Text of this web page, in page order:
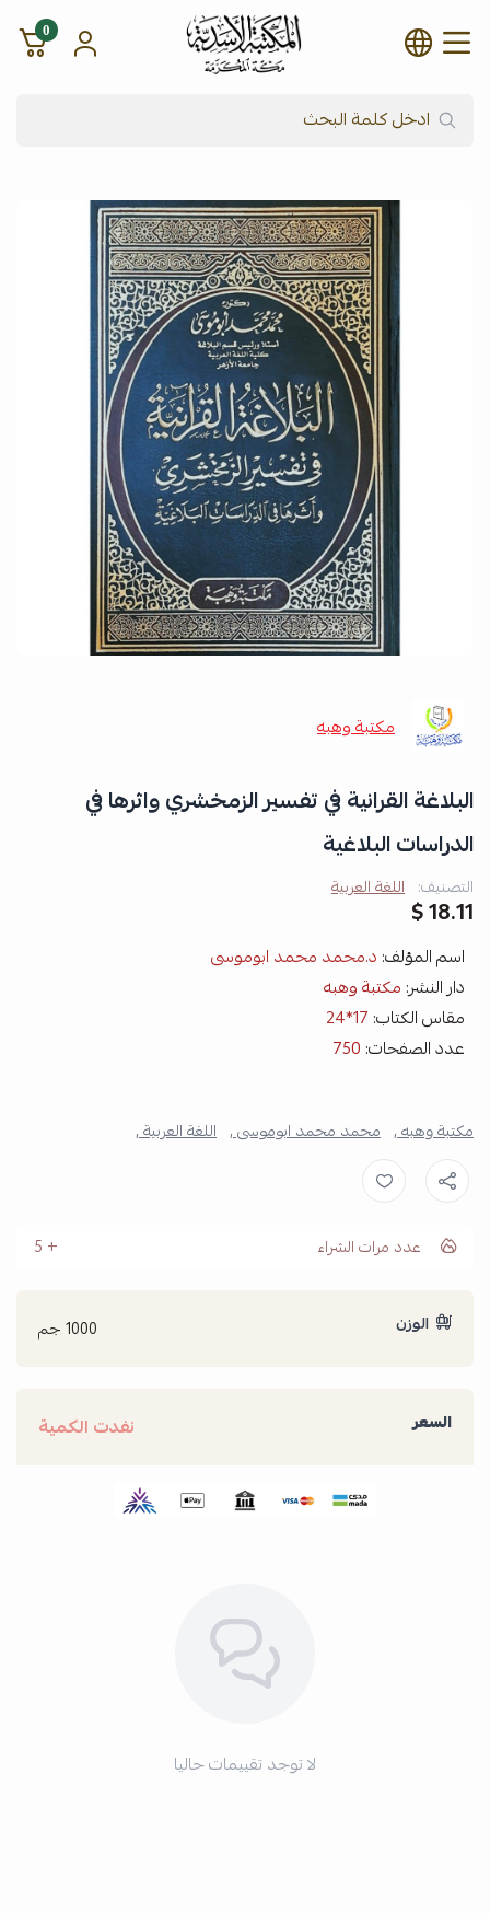
شركة المكتبة الأسدية للنشر
0
مكتبة وهبه
البلاغة القرانية في تفسير الزمخشري واثرها في
الدراسات البلاغية
التصنيف: اللغة العربية
18.11 $
اسم المؤلف: د.محمد محمد ابوموسى
دار النشر: مكتبة وهبه
مقاس الكتاب: 17*24
عدد الصفحات:
مكتبة وهبه , محمد محمد ابوموسى , اللغة العربية ,
عدد مرات الشراء 5
الوزن 1000 جم
السعر نفدت الكمية
لا توجد تقييمات حاليا